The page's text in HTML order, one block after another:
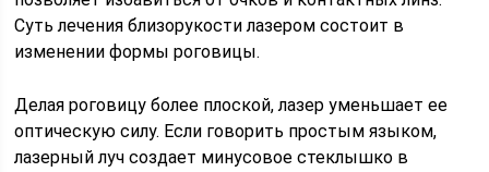
Суть лечения близорукости лазером состоит в
изменении формы роговицы.
Делая роговицу более плоской, лазер уменьшает ее
оптическую силу. Если говорить простым языком,
лазерный луч создает минусовое стеклышко в